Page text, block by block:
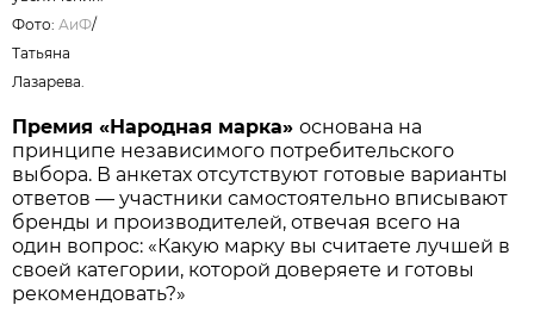
Нажмите для увеличения. Фото:АиФ/Татьяна Лазарева.